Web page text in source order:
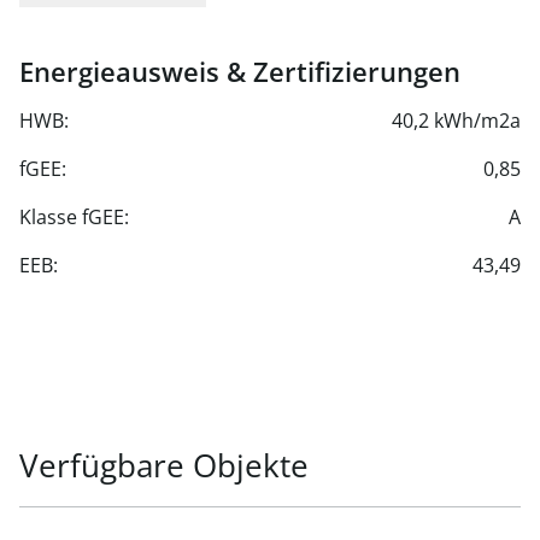
Energieausweis & Zertifizierungen
HWB:
40,2 kWh/m2a
fGEE:
0,85
Klasse fGEE:
A
EEB:
43,49
Verfügbare Objekte